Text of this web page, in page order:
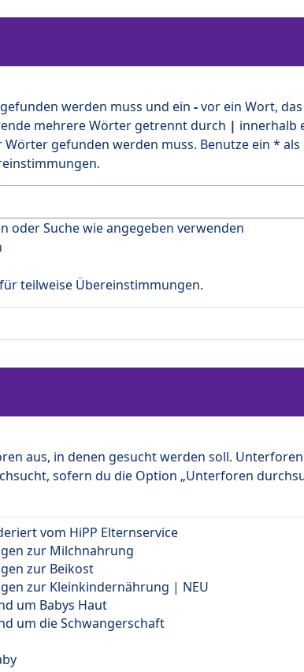
werden muss und ein -vor ein Wort,
mehrere Wörter getrennt durch | innerhalb
Wörter gefunden werden muss. Benutze ein * als
oder Suche wie angegeben verwenden
teilweise Übereinstimmungen.
aus, in denen gesucht werden soll. Unterforen
sofern du die Option „Unterforen